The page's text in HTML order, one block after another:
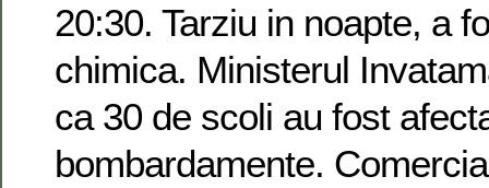
20:30. Tarziu in noapte, a
chimica. Ministerul
ca 30 de scoli au fost
bombardamente.